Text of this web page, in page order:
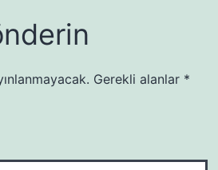
Gerekli alanlar *